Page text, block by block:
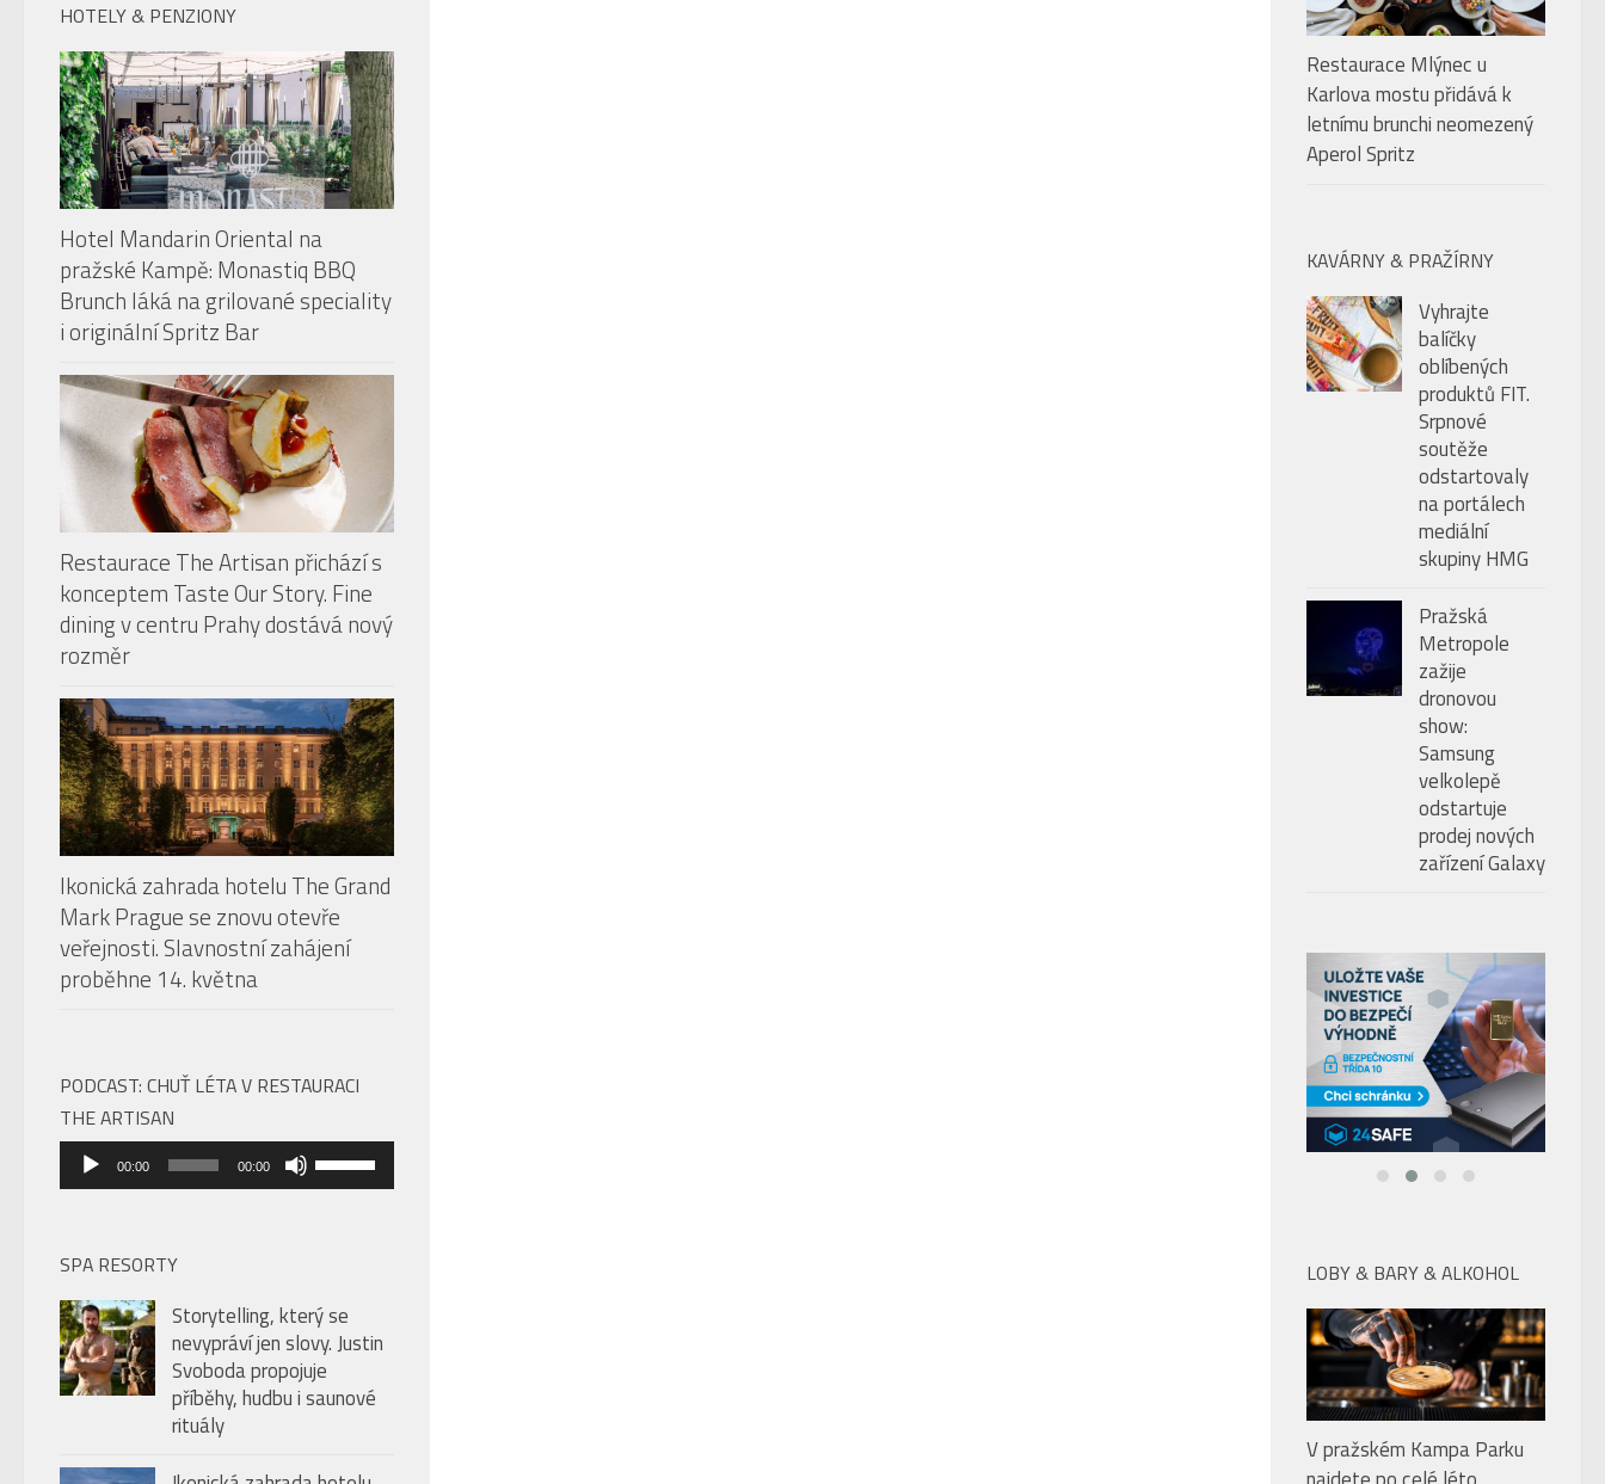
HOTELY & PENZIONY
Hotel Mandarin Oriental na
pražské Kampě: Monastiq BBQ
Brunch láká na grilované speciality
i originální Spritz Bar
Restaurace The Artisan přichází s
konceptem Taste Our Story. Fine
dining v centru Prahy dostává nový
rozměr
Ikonická zahrada hotelu The Grand
Mark Prague se znovu otevře
veřejnosti. Slavnostní zahájení
proběhne 14. května
PODCAST: CHUŤ LÉTA V RESTAURACI
THE ARTISAN
Audio
přehrávač
00:00 00:00
Použitím
šipek
snížíte
úroveň
hlasitosti.
SPA RESORTY
Storytelling, který se
nevypráví jen slovy. Justin
Svoboda propojuje
příběhy, hudbu i saunové
rituály
Restaurace Mlýnec u
Karlova mostu přidává k
letnímu brunchi neomezený
Aperol Spritz
KAVÁRNY & PRAŽÍRNY
Vyhrajte
balíčky
oblíbených
produktů FIT.
Srpnové
soutěže
odstartovaly
na portálech
mediální
skupiny HMG
Pražská
Metropole
zažije
dronovou
show:
Samsung
velkolepě
odstartuje
prodej nových
zařízení Galaxy
LOBY & BARY & ALKOHOL
V pražském Kampa Parku